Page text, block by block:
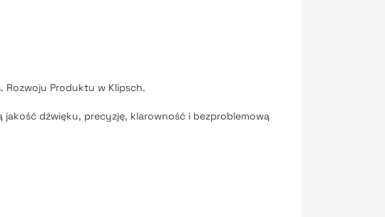
Rozwoju Produktu w Klipsch.
jakość dźwięku, precyzję, klarowność i bezproblemową